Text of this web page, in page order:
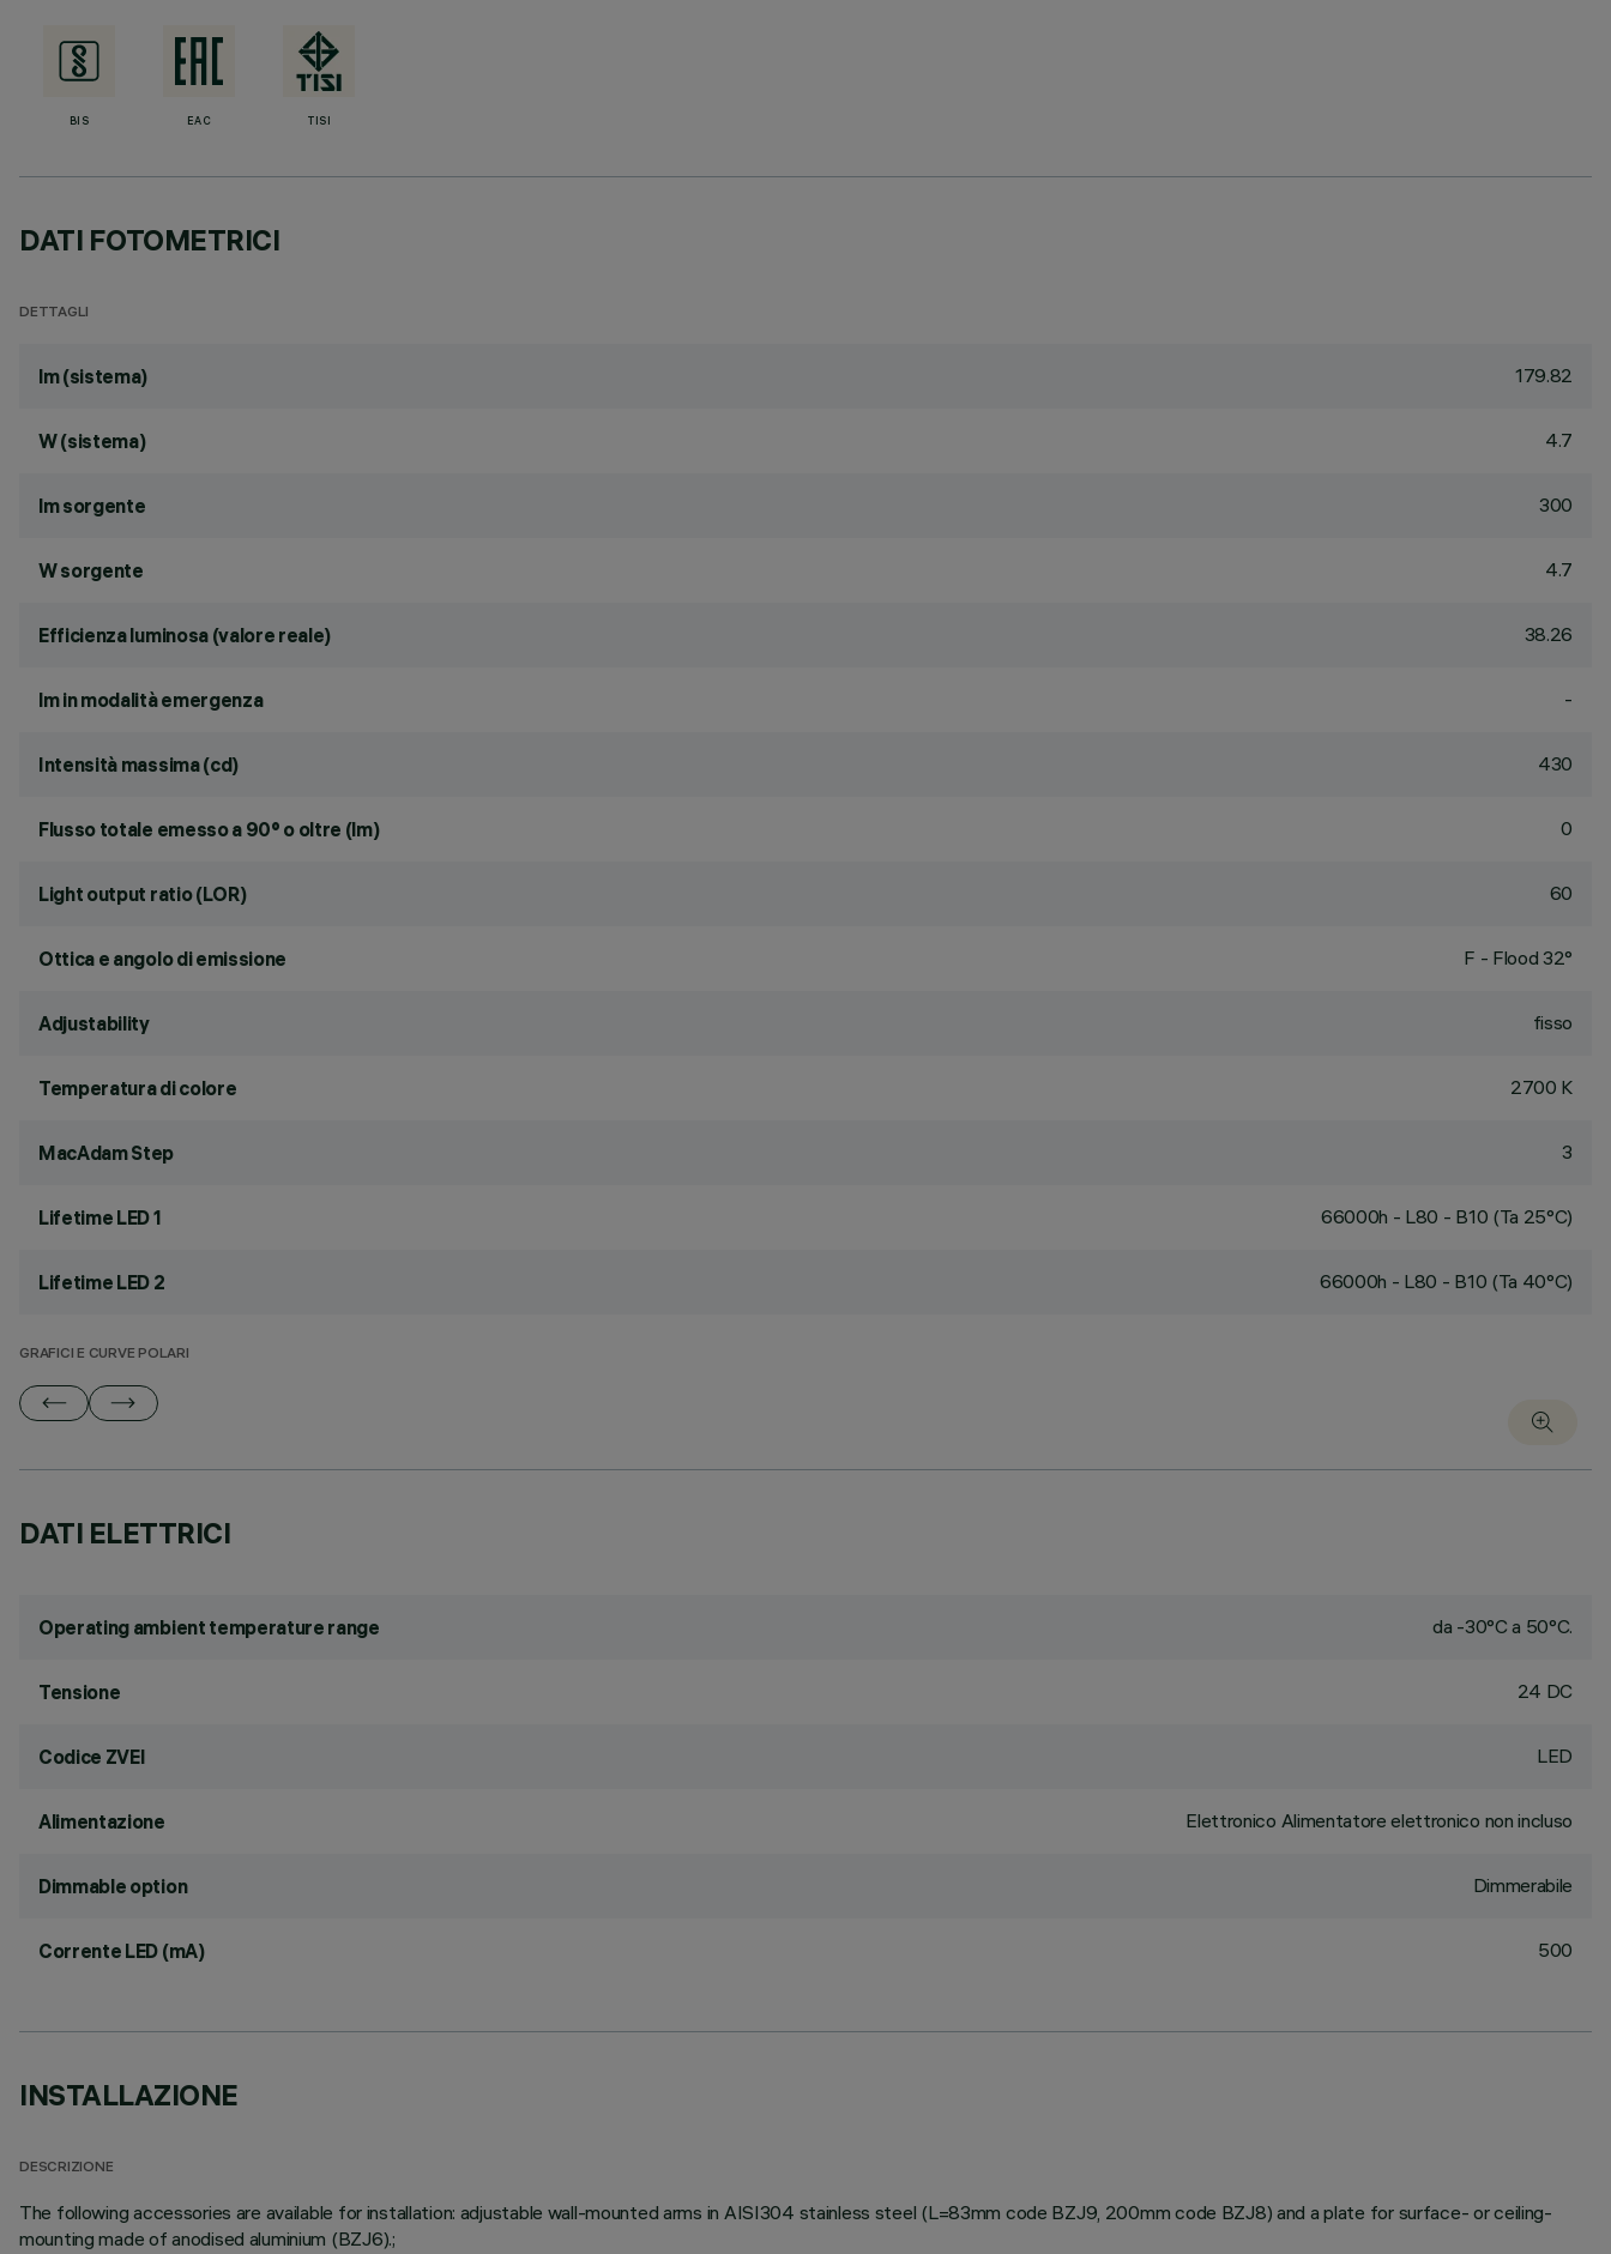
BIS EAC TISI
DATI FOTOMETRICI
DETTAGLI
lm (sistema) 179.82
W (sistema) 4.7
lm sorgente 300
W sorgente 4.7
Efficienza luminosa (valore reale) 38.26
lm in modalità emergenza -
Intensità massima (cd) 430
Flusso totale emesso a 90° o oltre (lm) 0
Light output ratio (LOR) 60
Ottica e angolo di emissione F - Flood 32°
Adjustability fisso
Temperatura di colore 2700 K
MacAdam Step 3
Lifetime LED 1 66000h - L80 - B10 (Ta 25°C)
Lifetime LED 2 66000h - L80 - B10 (Ta 40°C)
GRAFICI E CURVE POLARI
DATI ELETTRICI
Operating ambient temperature range da -30°C a 50°C.
Tensione 24 DC
Codice ZVEI LED
Alimentazione Elettronico Alimentatore elettronico non incluso
Dimmable option Dimmerabile
Corrente LED (mA) 500
INSTALLAZIONE
DESCRIZIONE
The following accessories are available for installation: adjustable wall-mounted arms in AISI304 stainless steel (L=83mm code BZJ9, 200mm code BZJ8) and a plate for surface- or ceiling-
mounting made of anodised aluminium (BZJ6).;